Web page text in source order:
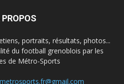
portraits, résultats, photos...
du football grenoblois par les
de Métro-Sports
metrosports.fr@gmail.com